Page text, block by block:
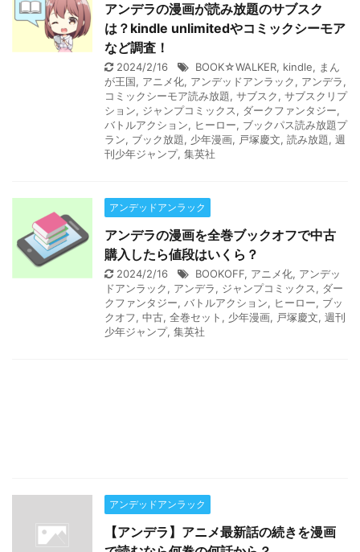
アンデラの漫画が読み放題のサブスク
は？kindle unlimitedやコミックシーモア
など調査！
2024/2/16 BOOK☆WALKER, kindle, まん
が王国, アニメ化, アンデッドアンラック, アンデラ,
コミックシーモア読み放題, サブスク, サブスクリプ
ション, ジャンプコミックス, ダークファンタジー,
バトルアクション, ヒーロー, ブックパス読み放題プ
ラン, ブック放題, 少年漫画, 戸塚慶文, 読み放題, 週
刊少年ジャンプ, 集英社
アンデッドアンラック
アンデラの漫画を全巻ブックオフで中古
購入したら値段はいくら？
2024/2/16 BOOKOFF, アニメ化, アンデッ
ドアンラック, アンデラ, ジャンプコミックス, ダー
クファンタジー, バトルアクション, ヒーロー, ブッ
クオフ, 中古, 全巻セット , 少年漫画, 戸塚慶文, 週刊
少年ジャンプ, 集英社
アンデッドアンラック
【アンデラ】アニメ最新話の続きを漫画